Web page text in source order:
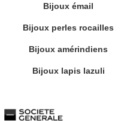
Bijoux émail
Bijoux perles rocailles
Bijoux amérindiens
Bijoux lapis lazuli